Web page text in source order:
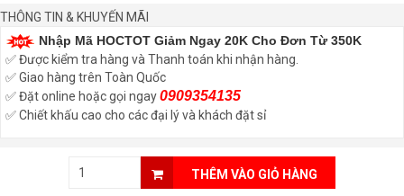
THÔNG TIN & KHUYẾN MÃI
Nhập Mã HOCTOT Giảm Ngay 20K Cho Đơn Từ 350K
✅ Được kiểm tra hàng và Thanh toán khi nhận hàng.
✅ Giao hàng trên Toàn Quốc
✅ Đặt online hoặc gọi ngay0909354135
✅ Chiết khấu cao cho các đại lý và khách đặt sỉ
THÊM VÀO GIỎ HÀNG